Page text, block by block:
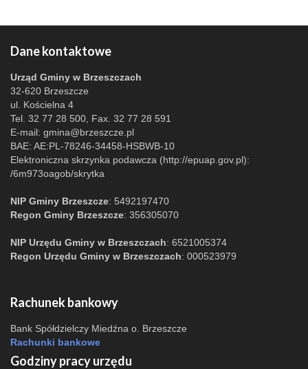
Dane kontaktowe
Urząd Gminy w Brzeszczach
32-620 Brzeszcze
ul. Kościelna 4
Tel. 32 77 28 500, Fax. 32 77 28 591
E-mail: gmina@brzeszcze.pl
BAE: AE:PL-78246-34458-HSBWB-10
Elektroniczna skrzynka podawcza (http://epuap.gov.pl):
/6m973oagob/skrytka
NIP Gminy Brzeszcze: 5492197470
Regon Gminy Brzeszcze: 356305070
NIP Urzędu Gminy w Brzeszczach: 6521005374
Regon Urzędu Gminy w Brzeszczach: 000523979
Rachunek bankowy
Bank Spółdzielczy Miedźna o. Brzeszcze
Rachunki bankowe
Godziny pracy urzędu